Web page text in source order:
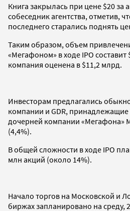
Книга закрылась при цене $20
собеседник агентства, отметив,
последнего старались поднять
Таким образом, объем
«Мегафоном» в ходе IPO составит
компания оценена в $11,2 млрд.
Инвесторам предлагались
компании и GDR, принадлежащие
дочерней компании «Мегафона»
(4,4%).
В общей сложности в ходе IPO
млн акций (около 14%).
Начало торгов на Московской и
биржах запланировано на среду,